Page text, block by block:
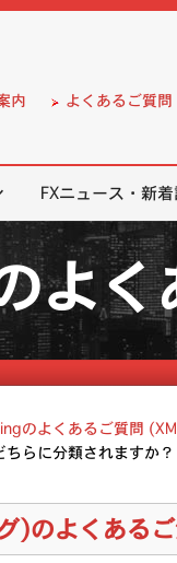
内 よくあるご質問
FXニュース・新
よく
のよくあるご質問 (XM
らに分類されますか？
)のよくあるご